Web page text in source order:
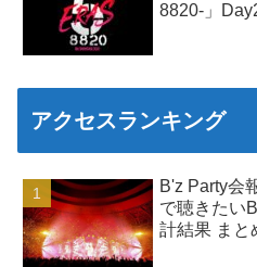
8820-」
アクセスランキング
B'z Party会
で聴きたい
計結果 まと